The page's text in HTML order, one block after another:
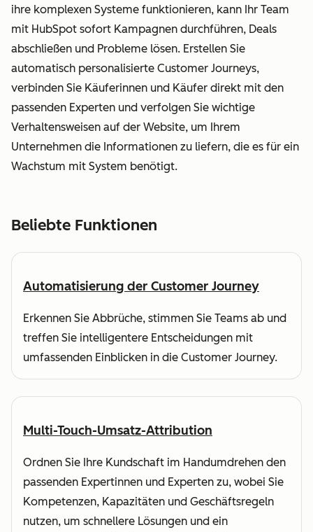
ihre komplexen Systeme funktionieren, kann Ihr Team
mit HubSpot sofort Kampagnen durchführen, Deals
abschließen und Probleme lösen. Erstellen Sie
automatisch personalisierte Customer Journeys,
verbinden Sie Käuferinnen und Käufer direkt mit den
passenden Experten und verfolgen Sie wichtige
Verhaltensweisen auf der Website, um Ihrem
Unternehmen die Informationen zu liefern, die es für ein
Wachstum mit System benötigt.
Beliebte Funktionen
Automatisierung der Customer Journey
Erkennen Sie Abbrüche, stimmen Sie Teams ab und
treffen Sie intelligentere Entscheidungen mit
umfassenden Einblicken in die Customer Journey.
Multi-Touch-Umsatz-Attribution
Ordnen Sie Ihre Kundschaft im Handumdrehen den
passenden Expertinnen und Experten zu, wobei Sie
Kompetenzen, Kapazitäten und Geschäftsregeln
nutzen, um schnellere Lösungen und ein